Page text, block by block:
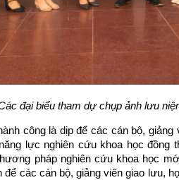
đại biểu tham dự chụp ảnh lưu
công là dịp để các cán bộ,
lực nghiên cứu khoa học đồng
pháp nghiên cứu khoa học
các cán bộ, giảng viên giao lưu,